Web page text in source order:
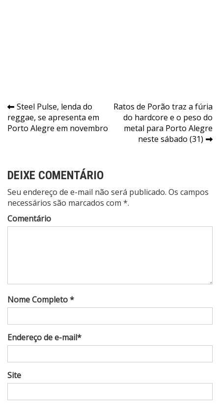
Navegação
de
Steel Pulse, lenda do
reggae, se apresenta em
Porto Alegre em novembro
Ratos de Porão traz a fúria
do hardcore e o peso do
metal para Porto Alegre
neste sábado (31)
DEIXE COMENTÁRIO
Seu endereço de e-mail não será publicado. Os campos
necessários são marcados com *.
Comentário
Nome Completo *
Endereço de e-mail*
Site